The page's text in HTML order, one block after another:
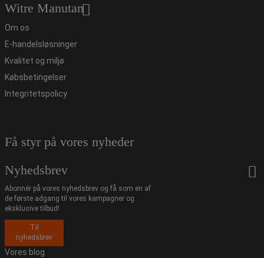
Witre Manutan
Om os
E-handelsløsninger
Kvalitet og miljø
Købsbetingelser
Integritetspolicy
Få styr på vores nyheder
Nyhedsbrev
Abonnér på vores nyhedsbrev og få som en af
de første adgang til vores kampagner og
eksklusive tilbud!
Til
nyhedsbrev
Vores blog